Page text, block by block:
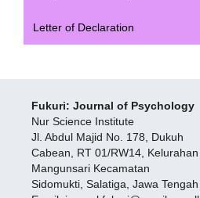
Letter of Declaration
Fukuri: Journal of Psychology
Nur Science Institute
Jl. Abdul Majid No. 178, Dukuh
Cabean, RT 01/RW14, Kelurahan
Mangunsari Kecamatan
Sidomukti, Salatiga, Jawa Tengah